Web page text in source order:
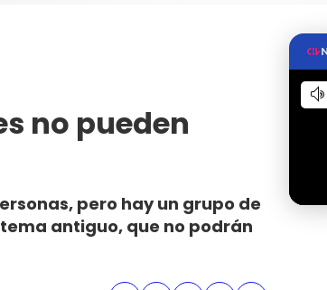
no pueden
pero hay un grupo de
antiguo, que no podrán